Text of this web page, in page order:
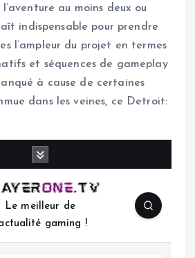
au moins deux ou
indispensable pour prendre
l’ampleur du projet en termes
et séquences de gameplay
à cause de certaines
dans les veines, ce Detroit: